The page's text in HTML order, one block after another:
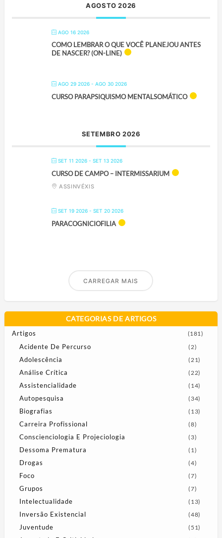
AGOSTO 2026
AGO 16 2026
COMO LEMBRAR O QUE VOCÊ PLANEJOU ANTES
DE NASCER? (ON-LINE)
AGO 29 2026- AGO 30 2026
CURSO PARAPSIQUISMO MENTALSOMÁTICO
SETEMBRO 2026
SET 11 2026- SET 13 2026
CURSO DE CAMPO – INTERMISSARIUM
ASSINVÉXIS
SET 19 2026- SET 20 2026
PARACOGNICIOFILIA
CARREGAR MAIS
CATEGORIAS DE ARTIGOS
Artigos (181)
Acidente De Percurso (2)
Adolescência (21)
Análise Crítica (22)
Assistencialidade (14)
Autopesquisa (34)
Biografias (13)
Carreira Profissional (8)
Conscienciologia E Projeciologia (3)
Dessoma Prematura (1)
Drogas (4)
Foco (7)
Grupos (7)
Intelectualidade (13)
Inversão Existencial (48)
Juventude (51)